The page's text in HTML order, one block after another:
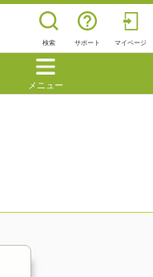
検索 サポート マイページ
メニュー